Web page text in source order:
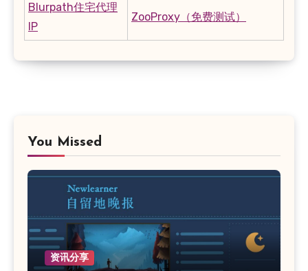
Blurpath住宅代理
IP
ZooProxy（免费测试）
You Missed
资讯分享